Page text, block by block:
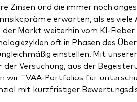
Zinsen und die immer noch
erwarten, als es viele
der Markt weiterhin vom KI-
oft in Phasen des
einstellen. Mit
der Versuchung, aus der
wir TVAA-Portfolios für
mit kurzfristiger